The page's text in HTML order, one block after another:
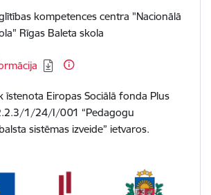
kompetences centra "Nacionālā
Rīgas Baleta skola
īstenota Eiropas Sociālā fonda Plus
1/24/I/001 “Pedagogu
sistēmas izveide” ietvaros.